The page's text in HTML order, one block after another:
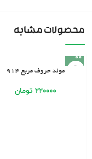
محصولات مشابه
مولد حروف مربع ۹۱۴
۲۲۰۰۰۰ تومان